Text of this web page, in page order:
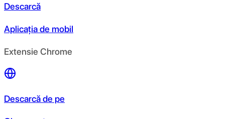
Descarcă
Aplicația de mobil
Extensie Chrome
Descarcă de pe